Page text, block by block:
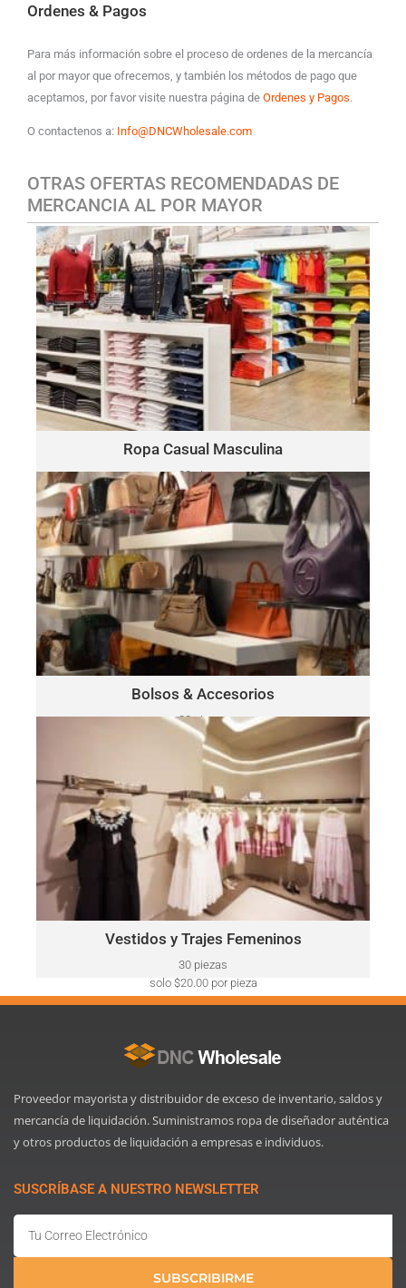
Ordenes & Pagos
Para más información sobre el proceso de ordenes de la mercancía
al por mayor que ofrecemos, y también los métodos de pago que
aceptamos, por favor visite nuestra página de Ordenes y Pagos.
O contactenos a: Info@DNCWholesale.com
OTRAS OFERTAS RECOMENDADAS DE
MERCANCIA AL POR MAYOR
Ropa Casual Masculina
30 piezas
solo $15.00 por pieza
ROPA CASUAL MASCULINA
Este lote puede incluir una variedad de marcas, como:
​Polo
Ralph Lauren, Tommy Hilfiger, Lacoste, Michael Kors, Vince
Camuto, Tommy Bahama, Calvin Klein, Nautica y más.
Haga Click Aquí
Bolsos & Accesorios
30 piezas
solo $52.00 por pieza
BOLSOS & ACCESORIOS
Este lote puede incluir una variedad de marcas, como:
Michael Kors, Coach, Ralph Lauren, Vince Camuto, Tommy
Hilfiger, Calvin Klein, DKNY, Marc Jacobs, Kate Spade, Tory
Burch, Guess y más.
Haga Click Aquí
Vestidos y Trajes Femeninos
30 piezas
solo $20.00 por pieza
VESTIDOS Y TRAJES FEMENINOS
Este lote puede incluir una variedad de marcas, como:
Ralph
Lauren, Calvin Klein, DKNY, Tommy Hilfiger, Guess, Vince
Camuto, Adrianna Papell, Nine West, BCBGeneration y más.
Haga Click Aquí
Proveedor mayorista y distribuidor de exceso de inventario, saldos y
mercancía de liquidación. Suministramos ropa de diseñador auténtica
y otros productos de liquidación a empresas e individuos.
SUSCRÍBASE A NUESTRO NEWSLETTER
SUBSCRIBIRME